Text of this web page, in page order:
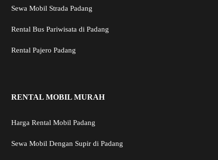
Sewa Mobil Strada Padang
Rental Bus Pariwisata di Padang
Rental Pajero Padang
RENTAL MOBIL MURAH
Harga Rental Mobil Padang
Sewa Mobil Dengan Supir di Padang